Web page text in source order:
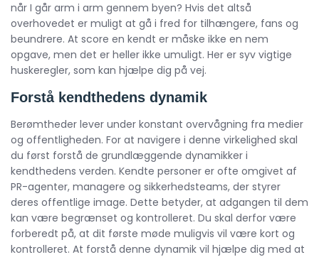
når I går arm i arm gennem byen? Hvis det altså
overhovedet er muligt at gå i fred for tilhængere, fans og
beundrere. At score en kendt er måske ikke en nem
opgave, men det er heller ikke umuligt. Her er syv vigtige
huskeregler, som kan hjælpe dig på vej.
Forstå kendthedens dynamik
Berømtheder lever under konstant overvågning fra medier
og offentligheden. For at navigere i denne virkelighed skal
du først forstå de grundlæggende dynamikker i
kendthedens verden. Kendte personer er ofte omgivet af
PR-agenter, managere og sikkerhedsteams, der styrer
deres offentlige image. Dette betyder, at adgangen til dem
kan være begrænset og kontrolleret. Du skal derfor være
forberedt på, at dit første møde muligvis vil være kort og
kontrolleret. At forstå denne dynamik vil hjælpe dig med at